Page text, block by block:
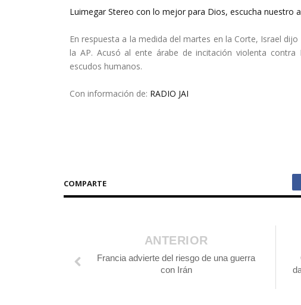
Luimegar Stereo con lo mejor para Dios, escucha nuestro
En respuesta a la medida del martes en la Corte, Israel
la AP. Acusó al ente árabe de incitación violenta
escudos humanos.
Con información de: RADIO JAI
COMPARTE
ANTERIOR
Francia advierte del riesgo de una guerra
con Irán